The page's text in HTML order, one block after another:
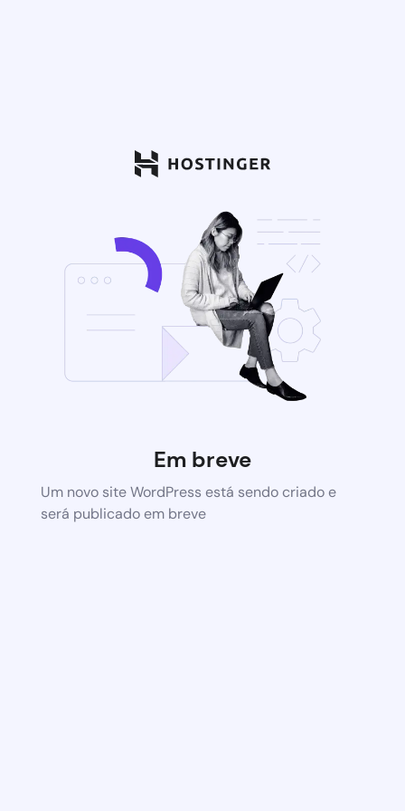
Em breve
Um novo site WordPress está sendo criado e
será publicado em breve